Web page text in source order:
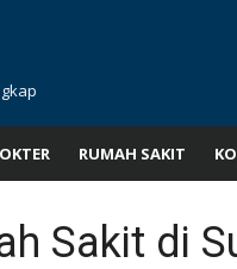
RUMAH SAKIT
Sakit di